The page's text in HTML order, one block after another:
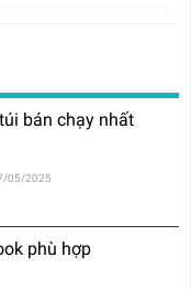
bán chạy nhất
05/2025
phù hợp